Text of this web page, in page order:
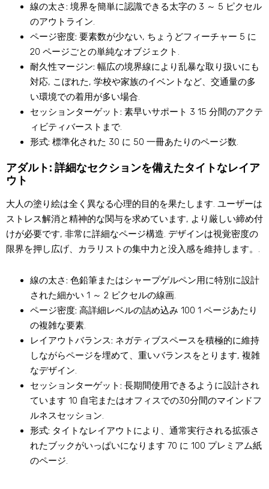
線の太さ: 境界を簡単に認識できる太字の 3 ～ 5 ピクセル
のアウトライン.
ページ密度: 要素数が少ない, ちょうどフィーチャー 5 に
20 ページごとの単純なオブジェクト.
耐久性マージン: 幅広の境界線により乱暴な取り扱いにも
対応, こぼれた, 学校や家族のイベントなど、交通量の多
い環境での着用が多い場合.
セッションターゲット: 素早いサポート 3 15 分間のアクテ
ィビティバーストまで.
形式: 標準化された 30 に 50 一冊あたりのページ数.
アダルト: 詳細なセクションを備えたタイトなレイア
ウト
大人の塗り絵は全く異なる心理的目的を果たします. ユーザーは
ストレス解消と精神的な関与を求めています, より厳しい締め付
けが必要です, 非常に詳細なページ構造. デザインは視覚密度の
限界を押し広げ、カラリストの集中力と没入感を維持します。.
線の太さ: 色鉛筆またはシャープゲルペン用に特別に設計
された細かい 1 ～ 2 ピクセルの線画.
ページ密度: 高詳細レベルの詰め込み 100 1 ページあたり
の複雑な要素.
レイアウトバランス: ネガティブスペースを積極的に維持
しながらページを埋めて、重いバランスをとります, 複雑
なデザイン.
セッションターゲット: 長期間使用できるように設計され
ています 10 自宅またはオフィスでの30分間のマインドフ
ルネスセッション.
形式: タイトなレイアウトにより、通常実行される拡張さ
れたブックがいっぱいになります 70 に 100 プレミアム紙
のページ.